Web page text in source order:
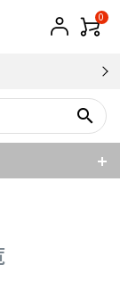
0
search